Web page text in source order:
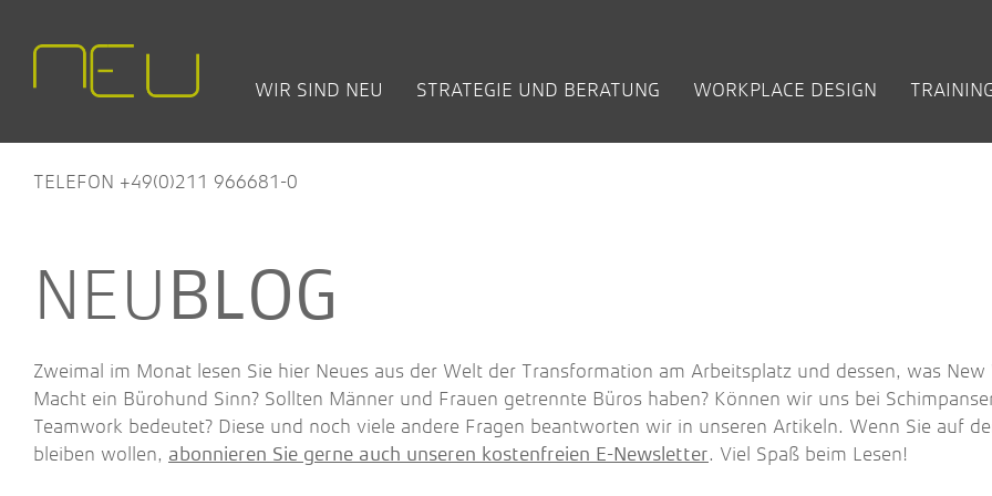
WIR SIND NEU
STRATEGIE UND BERATUNG
WORKPLACE DESIGN
Concordia Versiche­rungen
Stadt Düren
Zentis
deine Arbeitswelten inspiriert
Modernes Ideenmanagement
Führen nach New-Work-
Design Thinking
Team-Office-Experte/in
TELEFON +49(0)211 966681-0
BLOG
Zweimal im Monat lesen Sie hier Neues aus der Welt der Transformation am Arbeitsplatz und dessen, was
Macht ein Bürohund Sinn? Sollten Männer und Frauen getrennte Büros haben? Können wir uns bei
Teamwork bedeutet? Diese und noch viele andere Fragen beantworten wir in unseren Artikeln. Wenn Sie auf
bleiben wollen, abonnieren Sie gerne auch unseren kostenfreien E-Newsletter. Viel Spaß beim Lesen!